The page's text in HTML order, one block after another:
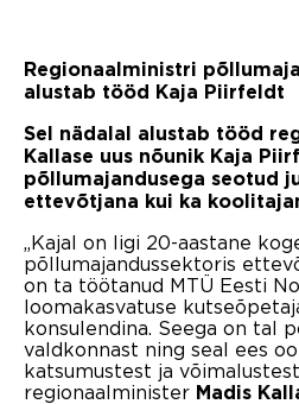
Regionaalministri
alustab tööd Kaja Piirfeldt
Sel nädalal alustab tööd
Kallase uus nõunik Kaja
põllumajandusega seotud
ettevõtjana kui ka
„Kajal on ligi 20-aastane
põllumajandussektoris
on ta töötanud MTÜ Eesti
loomakasvatuse
konsulendina. Seega on tal
valdkonnast ning seal ees
katsumustest ja
regionaalminister Madis